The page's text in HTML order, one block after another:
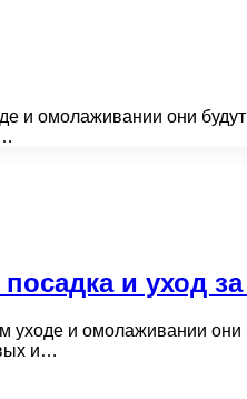
и омолаживании они
и уход
и омолаживании они
и…